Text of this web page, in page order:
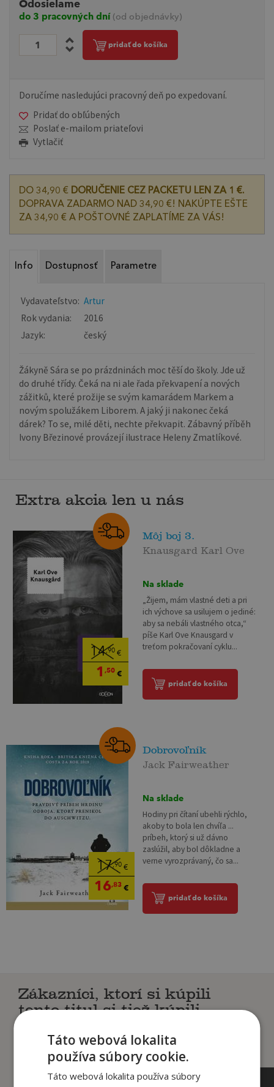
Odosielame
do 3 pracovných dní (od objednávky)
pridať do košíka
Doručíme nasledujúci pracovný deň po expedovaní.
Pridať do obľúbených
Poslať e-mailom priateľovi
Vytlačiť
DO 34,90 € DORUČENIE CEZ PACKETU LEN ZA 1 €.
DOPRAVA ZADARMO NAD 34,90 €! NAKÚPTE EŠTE
ZA 34,90 € A POŠTOVNÉ ZAPLATÍME ZA VÁS!
Info Dostupnosť Parametre
Vydavateľstvo: Artur
Rok vydania:
2016
Jazyk:
český
Žákyně Sára se po prázdninách moc těší do školy. Jde už
do druhé třídy. Čeká na ni ale řada překvapení a nových
zážitků, které prožije se svým kamarádem Markem a
novým spolužákem Liborem. A jaký ji nakonec čeká
dárek? To se, milé děti, nechte překvapit. Zábavný příběh
Ivony Březinové provázejí ilustrace Heleny Zmatlíkové.
Extra akcia len u nás
14,90 €
1 ,50 €
Môj boj 3.
Knausgard Karl Ove
Na sklade
„Žijem, mám vlastné deti a pri
ich výchove sa usilujem o jediné:
aby sa nebáli vlastného otca,“
píše Karl Ove Knausgard v
treťom pokračovaní cyklu...
pridať do košíka
17,90€
16,83€
Dobrovoľník
Jack Fairweather
Na sklade
Hodiny pri čítaní ubehli rýchlo,
akoby to bola len chvíľa ...
príbeh, ktorý si už dávno
zaslúžil, aby bol dôkladne a
verne vyrozprávaný, čo sa...
pridať do košíka
Zákazníci, ktorí si kúpili
tento titul si tiež kúpili
Táto webová lokalita
používa súbory cookie.
Táto webová lokalita používa súbory